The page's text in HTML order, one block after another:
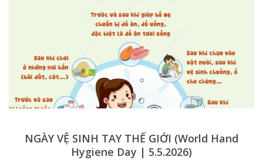
NGÀY VỆ SINH TAY THẾ GIỚI (World Hand
Hygiene Day | 5.5.2026)